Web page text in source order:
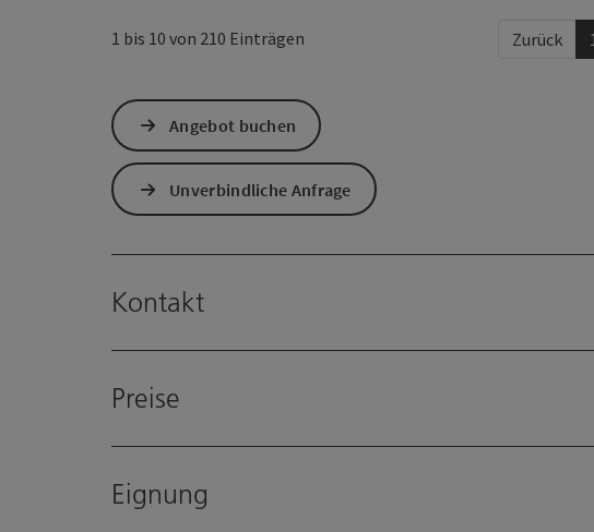
1 bis 10 von 210 Einträgen Zurück
Angebot buchen
Unverbindliche Anfrage
Kontakt
Preise
Eignung